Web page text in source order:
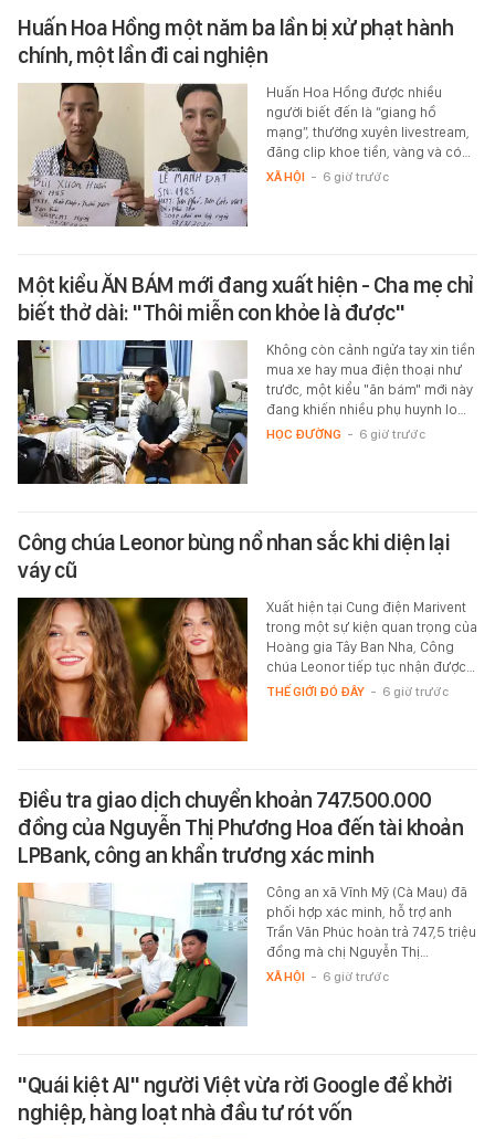
Huấn Hoa Hồng một năm ba lần bị xử phạt hành
chính, một lần đi cai nghiện
Huấn Hoa Hồng được nhiều
người biết đến là “giang hồ
mạng”, thường xuyên livestream,
đăng clip khoe tiền, vàng và có…
XÃ HỘI - 6 giờ trước
Một kiểu ĂN BÁM mới đang xuất hiện - Cha mẹ chỉ
biết thở dài: "Thôi miễn con khỏe là được"
Không còn cảnh ngửa tay xin tiền
mua xe hay mua điện thoại như
trước, một kiểu "ăn bám" mới này
đang khiến nhiều phụ huynh lo…
HỌC ĐƯỜNG - 6 giờ trước
Công chúa Leonor bùng nổ nhan sắc khi diện lại
váy cũ
Xuất hiện tại Cung điện Marivent
trong một sự kiện quan trọng của
Hoàng gia Tây Ban Nha, Công
chúa Leonor tiếp tục nhận được…
THẾ GIỚI ĐÓ ĐÂY - 6 giờ trước
Điều tra giao dịch chuyển khoản 747.500.000
đồng của Nguyễn Thị Phương Hoa đến tài khoản
LPBank, công an khẩn trương xác minh
Công an xã Vĩnh Mỹ (Cà Mau) đã
phối hợp xác minh, hỗ trợ anh
Trần Văn Phúc hoàn trả 747,5 triệu
đồng mà chị Nguyễn Thị…
XÃ HỘI - 6 giờ trước
"Quái kiệt AI" người Việt vừa rời Google để khởi
nghiệp, hàng loạt nhà đầu tư rót vốn